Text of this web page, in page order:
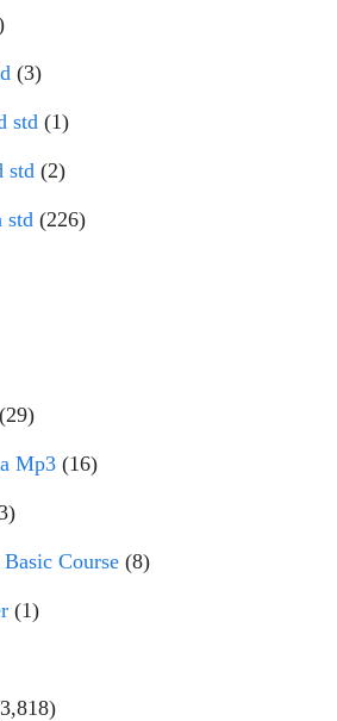
(3)
std (1)
std (2)
std (226)
(29)
Mp3 (16)
Course (8)
(1)